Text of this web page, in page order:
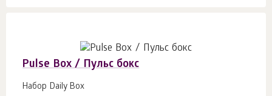
Pulse Box / Пульс бокс
Набор Daily Box